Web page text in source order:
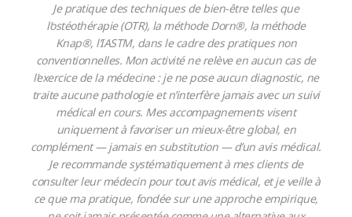
Je pratique des techniques de bien-être telles que
l’ostéothérapie (OTR), la méthode Dorn®, la méthode
Knap®, l’IASTM, dans le cadre des pratiques non
conventionnelles. Mon activité ne relève en aucun cas de
l’exercice de la médecine : je ne pose aucun diagnostic, ne
traite aucune pathologie et n’interfère jamais avec un suivi
médical en cours. Mes accompagnements visent
uniquement à favoriser un mieux-être global, en
complément — jamais en substitution — d’un avis médical.
Je recommande systématiquement à mes clients de
consulter leur médecin pour tout avis médical, et je veille à
ce que ma pratique, fondée sur une approche empirique,